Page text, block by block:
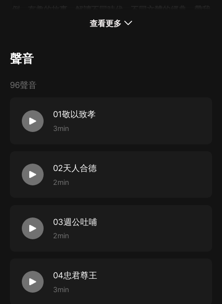
們深入理解中國古人處世的智慧，啟發我們在當下的世界
考。
查看更多
聲音
96聲音
01敬以致孝
3min
02天人合德
2min
03週公吐哺
2min
04忠君尊王
3min